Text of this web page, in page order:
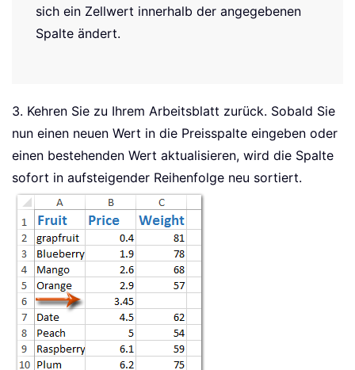
sich ein Zellwert innerhalb der angegebenen
Spalte ändert.
3. Kehren Sie zu Ihrem Arbeitsblatt zurück. Sobald Sie
nun einen neuen Wert in die Preisspalte eingeben oder
einen bestehenden Wert aktualisieren, wird die Spalte
sofort in aufsteigender Reihenfolge neu sortiert.